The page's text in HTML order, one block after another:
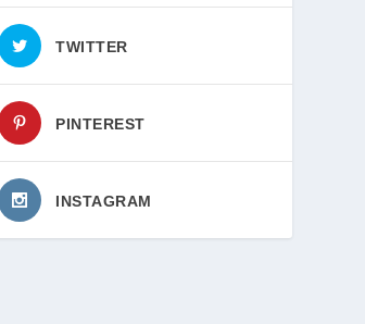
TWITTER
PINTEREST
INSTAGRAM